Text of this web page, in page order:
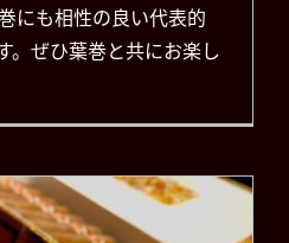
にも相性の良い代表的
。ぜひ葉巻と共にお楽し